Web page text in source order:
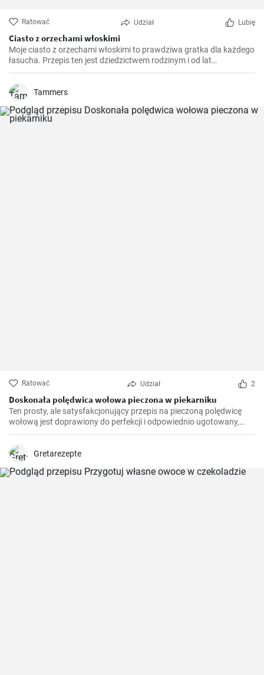
Ratować Udział Lubię
Ciasto z orzechami włoskimi
Moje ciasto z orzechami włoskimi to prawdziwa gratka dla każdego
łasucha. Przepis ten jest dziedzictwem rodzinym i od lat
przygotowuję go na różne okazje, niezależnie od pory roku. To
Jest również idealnym połączeniem chrupiących orzechów
Tammers
Ratować Udział 2
Doskonała polędwica wołowa pieczona w piekarniku
Ten prosty, ale satysfakcjonujący przepis na pieczoną polędwicę
wołową jest doprawiony do perfekcji i odpowiednio ugotowany,
zapewniając soczysty i delikatny centralny element każdego
Gretarezepte